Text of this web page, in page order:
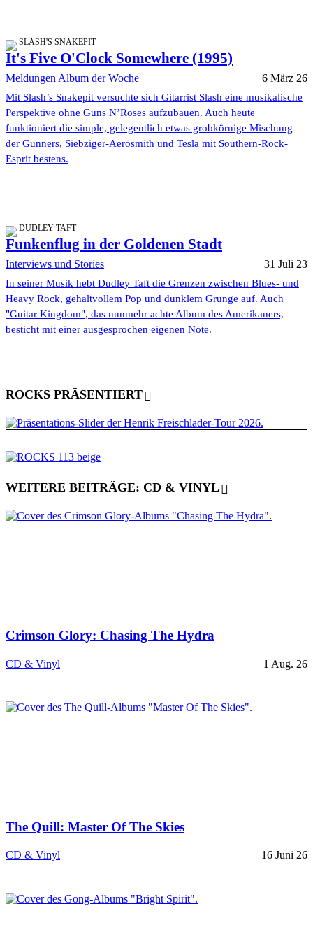
SLASH'S SNAKEPIT
It's Five O'Clock Somewhere (1995)
Meldungen Album der Woche 6 März 26
Mit Slash’s Snakepit versuchte sich Gitarrist Slash eine musikalische
Perspektive ohne Guns N’Roses aufzubauen. Auch heute
funktioniert die simple, gelegentlich etwas grobkörnige Mischung
der Gunners, Siebziger-Aerosmith und Tesla mit Southern-Rock-
Esprit bestens.
DUDLEY TAFT
Funkenflug in der Goldenen Stadt
Interviews und Stories 31 Juli 23
In seiner Musik hebt Dudley Taft die Grenzen zwischen Blues- und
Heavy Rock, gehaltvollem Pop und dunklem Grunge auf. Auch
"Guitar Kingdom", das nunmehr achte Album des Amerikaners,
besticht mit einer ausgesprochen eigenen Note.
ROCKS PRÄSENTIERT
WEITERE BEITRÄGE: CD & VINYL
Crimson Glory: Chasing The Hydra
CD & Vinyl 1 Aug. 26
The Quill: Master Of The Skies
CD & Vinyl 16 Juni 26